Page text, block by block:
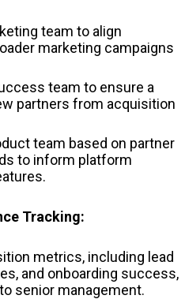
team to align
marketing campaigns
team to ensure a
partners from acquisition
team based on partner
to inform platform
Tracking:
metrics, including lead
and onboarding success,
senior management.